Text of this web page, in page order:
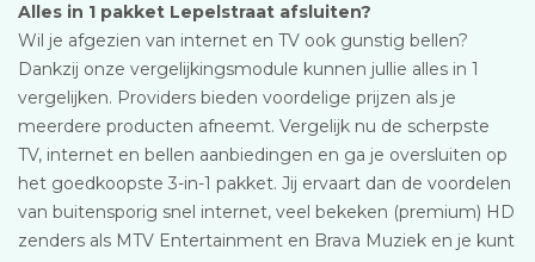
Alles in 1 pakket Lepelstraat afsluiten?
Wil je afgezien van internet en TV ook gunstig bellen?
Dankzij onze vergelijkingsmodule kunnen jullie alles in 1
vergelijken. Providers bieden voordelige prijzen als je
meerdere producten afneemt. Vergelijk nu de scherpste
TV, internet en bellen aanbiedingen en ga je oversluiten op
het goedkoopste 3-in-1 pakket. Jij ervaart dan de voordelen
van buitensporig snel internet, veel bekeken (premium) HD
zenders als MTV Entertainment en Brava Muziek en je kunt